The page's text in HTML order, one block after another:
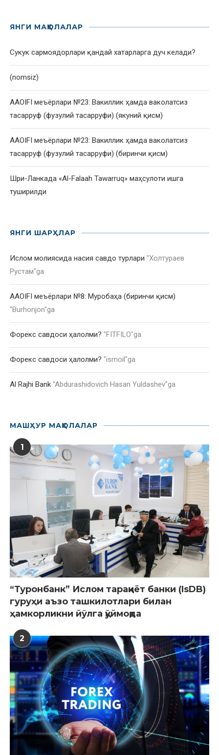
ЯНГИ МАҚОЛАЛАР
Сукук сармоядорлари қандай хатарларга дуч келади?
(nomsiz)
AAOIFI меъёрлари №23: Вакиллик ҳамда ваколатсиз
тасарруф (фузулий тасарруфи) (якуний қисм)
AAOIFI меъёрлари №23: Вакиллик ҳамда ваколатсиз
тасарруф (фузулий тасарруфи) (биринчи қисм)
Шри-Ланкада «Al-Falaah Tawarruq» маҳсулоти ишга
туширилди
ЯНГИ ШАРҲЛАР
Ислом молиясида насия савдо турлари "Холтураев
Рустам"ga
AAOIFI меъёрлари №8: Муробаҳа (биринчи қисм)
"Burhonjon"ga
Форекс савдоси ҳалолми? "FITFILO"ga
Форекс савдоси ҳалолми? "ismoil "ga
Al Rajhi Bank "Abdurashidovich Hasan Yuldashev"ga
МАШҲУР МАҚОЛАЛАР
1
“Туронбанк” Ислом тараққиёт банки (IsDB)
гуруҳи аъзо ташкилотлари билан
ҳамкорликни йўлга қўймоқда
2